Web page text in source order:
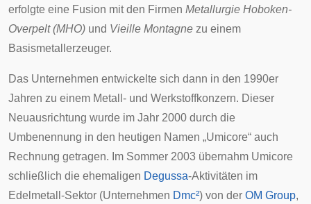
erfolgte eine Fusion mit den Firmen Metallurgie Hoboken-
Overpelt(MHO) und Vieille Montagne zu einem
Basismetallerzeuger.
Das Unternehmen entwickelte sich dann in den 1990er
Jahren zu einem Metall- und Werkstoffkonzern. Dieser
Neuausrichtung wurde im Jahr 2000 durch die
Umbenennung in den heutigen Namen „Umicore“ auch
Rechnung getragen. Im Sommer 2003 übernahm Umicore
schließlich die ehemaligen Degussa-Aktivitäten im
Edelmetall -Sektor (Unternehmen Dmc²) von der OM Group,